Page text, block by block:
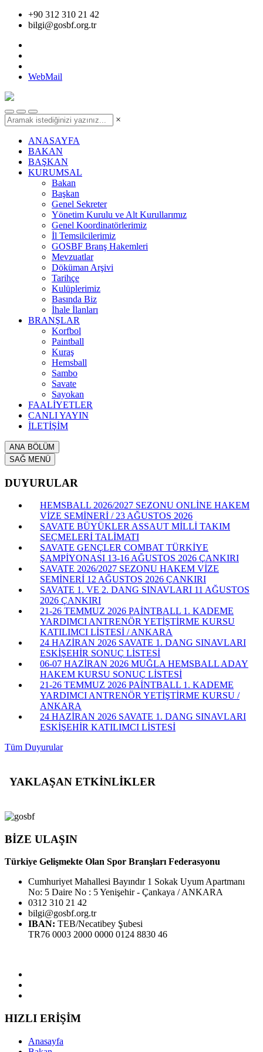
+90 312 310 21 42
bilgi@gosbf.org.tr
WebMail
×
ANASAYFA
BAKAN
BAŞKAN
KURUMSAL
Bakan
Başkan
Genel Sekreter
Yönetim Kurulu ve Alt Kurullarımız
Genel Koordinatörlerimiz
İl Temsilcilerimiz
GOSBF Branş Hakemleri
Mevzuatlar
Döküman Arşivi
Tarihçe
Kulüplerimiz
Basında Biz
İhale İlanları
BRANŞLAR
Korfbol
Paintball
Kuraş
Hemsball
Sambo
Savate
Sayokan
FAALİYETLER
CANLI YAYIN
İLETİŞİM
ANA BÖLÜM
SAĞ MENÜ
DUYURULAR
HEMSBALL 2026/2027 SEZONU ONLİNE HAKEM
VİZE SEMİNERİ / 23 AĞUSTOS 2026
SAVATE BÜYÜKLER ASSAUT MİLLİ TAKIM
SEÇMELERİ TALİMATI
SAVATE GENÇLER COMBAT TÜRKİYE
ŞAMPİYONASI 13-16 AĞUSTOS 2026 ÇANKIRI
SAVATE 2026/2027 SEZONU HAKEM VİZE
SEMİNERİ 12 AĞUSTOS 2026 ÇANKIRI
SAVATE 1. VE 2. DANG SINAVLARI 11 AĞUSTOS
2026 ÇANKIRI
21-26 TEMMUZ 2026 PAİNTBALL 1. KADEME
YARDIMCI ANTRENÖR YETİŞTİRME KURSU
KATILIMCI LİSTESİ / ANKARA
24 HAZİRAN 2026 SAVATE 1. DANG SINAVLARI
ESKİŞEHİR SONUÇ LİSTESİ
06-07 HAZİRAN 2026 MUĞLA HEMSBALL ADAY
HAKEM KURSU SONUÇ LİSTESİ
21-26 TEMMUZ 2026 PAİNTBALL 1. KADEME
YARDIMCI ANTRENÖR YETİŞTİRME KURSU /
ANKARA
24 HAZİRAN 2026 SAVATE 1. DANG SINAVLARI
ESKİŞEHİR KATILIMCI LİSTESİ
Tüm Duyurular
YAKLAŞAN ETKİNLİKLER
BİZE ULAŞIN
Türkiye Gelişmekte Olan Spor Branşları Federasyonu
Cumhuriyet Mahallesi Bayındır 1 Sokak Uyum Apartmanı
No: 5 Daire No : 5 Yenişehir - Çankaya / ANKARA
0312 310 21 42
bilgi@gosbf.org.tr
IBAN: TEB/Necatibey Şubesi
TR76 0003 2000 0000 0124 8830 46
HIZLI ERİŞİM
Anasayfa